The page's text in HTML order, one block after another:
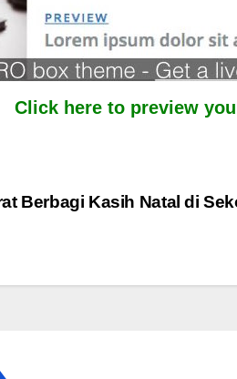
Click here to preview
Berbagi Kasih Natal di